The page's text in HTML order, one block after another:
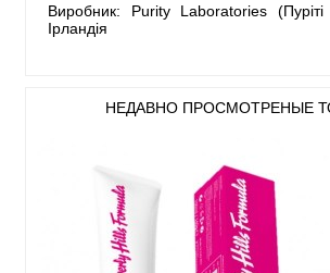
Виробник: Purity Laboratories (Пуріті
Ірландія
НЕДАВНО ПРОСМОТРЕНЫЕ